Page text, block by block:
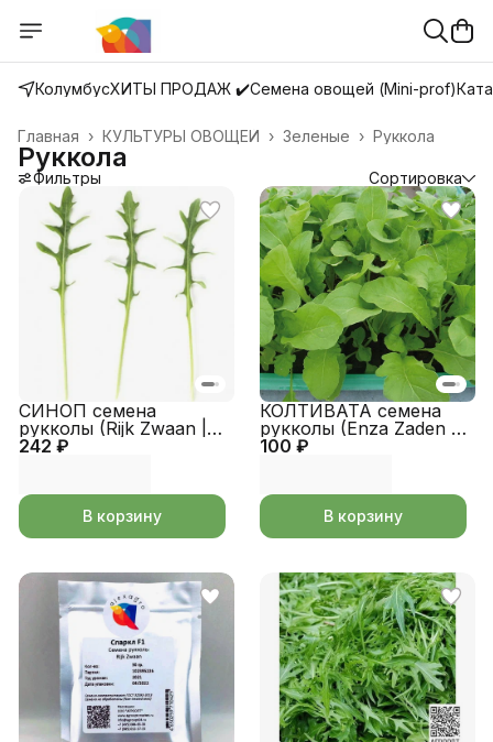
КолумбусХИТЫ ПРОДАЖ ✔️Семена овощей (Mini-prof)
Руккола
Зеленые ›
КУЛЬТУРЫ ОВОЩЕЙ ›
Главная ›
Руккола
Фильтры Сортировка
242 ₽
СИНОП семена
рукколы (Rijk Zwaan |
Alexagro)
В корзину
100 ₽
КОЛТИВАТА семена
рукколы (Enza Zaden |
Alexagro)
В корзину